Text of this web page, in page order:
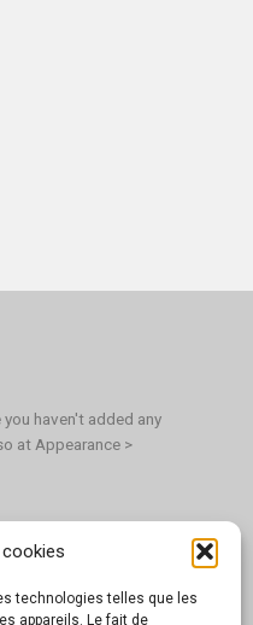
technologies telles que les
appareils. Le fait de
haven't added any
at Appearance >